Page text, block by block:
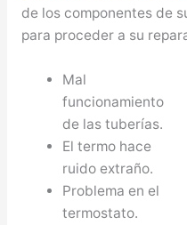
de los componentes de
para proceder a su
Mal
funcionamiento
de las tuberías.
El termo hace
ruido extraño.
Problema en el
termostato.